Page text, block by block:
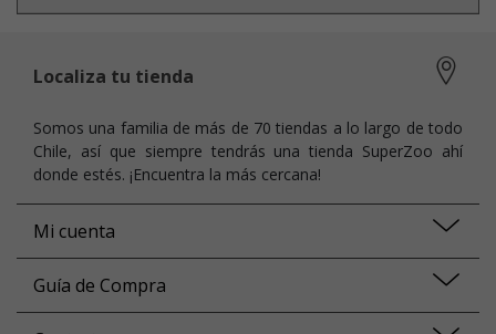
Localiza tu tienda
Somos una familia de más de 70 tiendas a lo largo de todo
Chile, así que siempre tendrás una tienda SuperZoo ahí
donde estés. ¡Encuentra la más cercana!
Mi cuenta
Guía de Compra